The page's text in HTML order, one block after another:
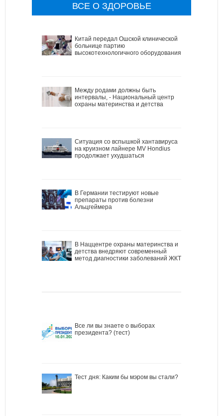
ВСЕ О ЗДОРОВЬЕ
Китай передал Ошской клинической
больнице партию
высокотехнологичного оборудования
Между родами должны быть
интервалы, - Национальный центр
охраны материнства и детства
Ситуация со вспышкой хантавируса
на круизном лайнере MV Hondius
продолжает ухудшаться
В Германии тестируют новые
препараты против болезни
Альцгеймера
В Наццентре охраны материнства и
детства внедряют современный
метод диагностики заболеваний ЖКТ
Все ли вы знаете о выборах
президента? (тест)
Тест дня: Каким бы мэром вы стали?